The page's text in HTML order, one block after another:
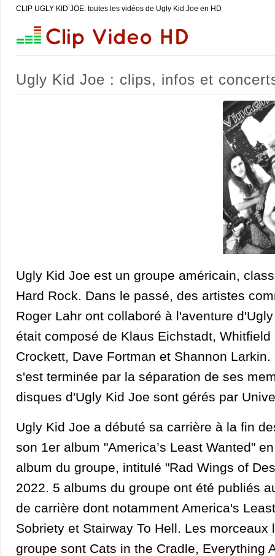
CLIP UGLY KID JOE: toutes les vidéos de Ugly Kid Joe en HD
Ugly Kid Joe : clips, infos et
Ugly Kid Joe est un groupe américain,
Hard Rock. Dans le passé, des artistes
Roger Lahr ont collaboré à l'aventure
était composé de Klaus Eichstadt, Whitfield
Crockett, Dave Fortman et Shannon
s'est terminée par la séparation de ses
disques d'Ugly Kid Joe sont gérés par
Ugly Kid Joe a débuté sa carrière à la fin
son 1er album "America’s Least Wanted"
album du groupe, intitulé "Rad Wings of
2022. 5 albums du groupe ont été publiés
de carrière dont notamment America's
Sobriety et Stairway To Hell. Les morceaux
groupe sont Cats in the Cradle, Everything